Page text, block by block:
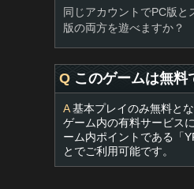
同じアカウントでPC版と
版の両方を遊べますか？
Q このゲームは無料
A基本プレイのみ無料とな
ゲーム内の有料サービス
ーム内ポイントである「
とでご利用可能です。